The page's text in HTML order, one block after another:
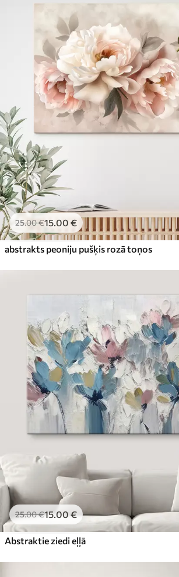
25.00€15.00 €
abstrakts peoniju pušķis rozā toņos
25.00€15.00€
Abstraktie ziedi eļļā